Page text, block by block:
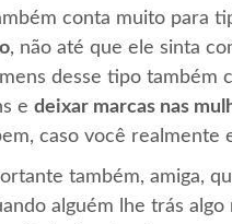
conta muito para
, não até que ele sinta
desse tipo também
e deixar marcas nas
caso você realmente
também, amiga,
alguém lhe trás